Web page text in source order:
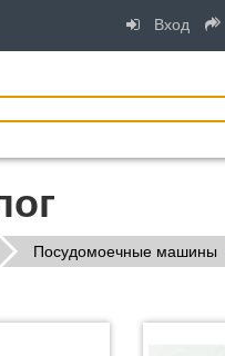
Вход
Посудомоечные машины